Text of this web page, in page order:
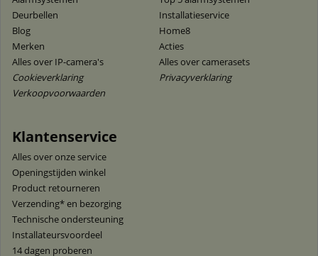
Deurbellen
Installatieservice
Blog
Home8
Merken
Acties
Alles over IP-camera's
Alles over camerasets
Cookieverklaring
Privacyverklaring
Verkoopvoorwaarden
Klantenservice
Alles over onze service
Openingstijden winkel
Product retourneren
Verzending* en bezorging
Technische ondersteuning
Installateursvoordeel
14 dagen proberen